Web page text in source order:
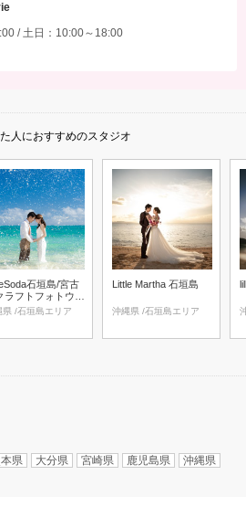
/ 土日：10:00～18:00
人におすすめのスタジオ
石垣島/宮古
ラフトフォトウェ
ング沖縄県 /石垣島エリア
Little Martha 石垣島
沖縄県 /石垣島エリア
県 大分県 宮崎県 鹿児島県 沖縄県